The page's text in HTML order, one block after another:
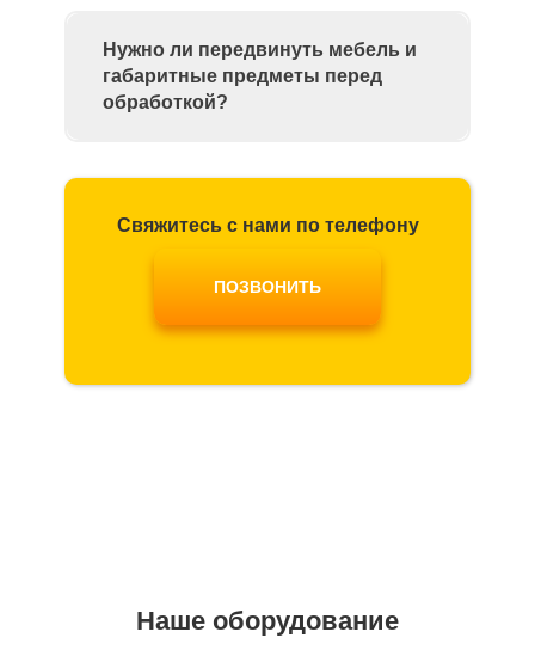
Нужно ли передвинуть мебель и
габаритные предметы перед
обработкой?
Свяжитесь с нами по телефону
ПОЗВОНИТЬ
Наше оборудование